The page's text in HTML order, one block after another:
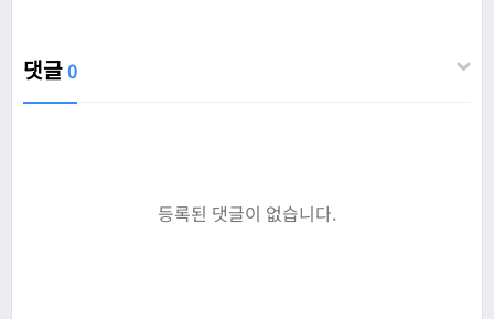
댓글0
등록된 댓글이 없습니다.